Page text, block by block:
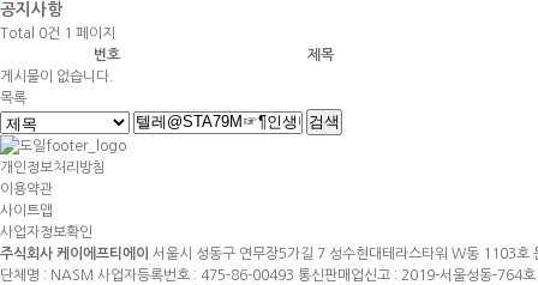
공지 사항
Total 0건 1 페이지
번호
제목
게시물이 없습니다.
목록
개인정보처리방침
이용약관
사이트맵
사업자정보확인
주식회사 케이에프티에이 서울시 성동구 연무장5가길 7 성수현대테라스타워 W동 1103
단체명 : NASM 사업자등록번호 : 475-86-00493 통신판매업신고 : 2019-서울성동-764호